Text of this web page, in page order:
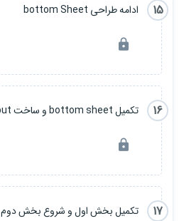
15 ادامه طراحی bottom Sheet
16 تکمیل bottom sheet و ساخت DrawerLayout
17 تکمیل بخش اول و شروع بخش دوم